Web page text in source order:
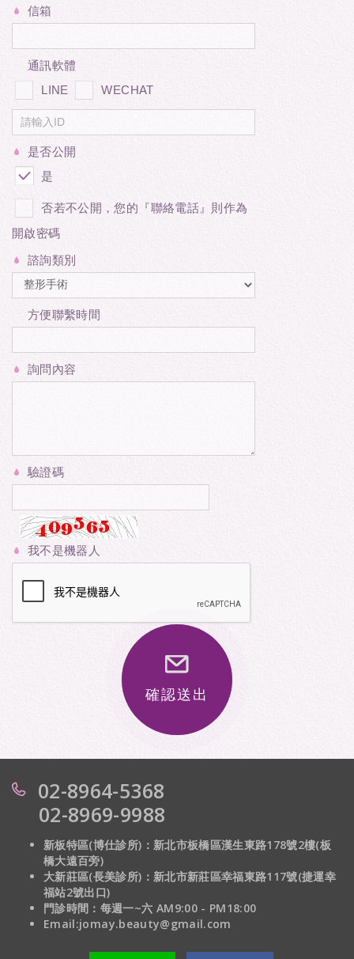
信箱
通訊軟體
LINE
WECHAT
是否公開
是
否若不公開，您的『聯絡電話』則作為
開啟密碼
諮詢類別
方便聯繫時間
詢問內容
驗證碼
我不是機器人
確認送出
02-8964-5368
02-8969-9988
新板特區(博仕診所)：新北市板橋區漢生東路178號2樓(板
橋大遠百旁)
大新莊區(長美診所)： 新北市新莊區幸福東路117號(捷運幸
福站2號出口)
門診時間：每週一~六 AM9:00 - PM18:00
Email:jomay.beauty@gmail.com